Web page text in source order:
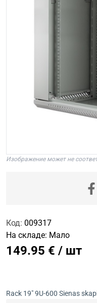
Изображение может не
Код: 009317
На складе: Мало
149.95 € / шт
Rack 19" 9U-600 Sienas